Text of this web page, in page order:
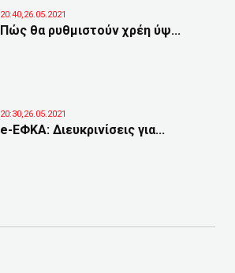
20:40,26.05.2021
Πώς θα ρυθμιστούν χρέη ύψ...
20:30,26.05.2021
e-ΕΦΚΑ: Διευκρινίσεις για...